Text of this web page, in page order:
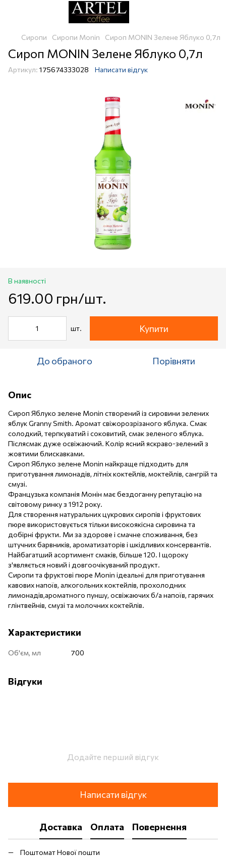
Сиропи Сиропи Monin Сироп MONIN Зелене Яблуко 0,7л
Сироп MONIN Зелене Яблуко 0,7л
Артикул: 175674333028 Написати відгук
В наявності
619.00 грн/шт.
шт. Купити
До обраного Порівняти
Опис
Сироп Яблуко зелене Monin створений із сировини зелених
яблук Granny Smith. Аромат свіжорозрізаного яблука. Смак
солодкий, терпкуватий і соковитий, смак зеленого яблука.
Післясмак дуже освіжаючий. Колір ясний яскраво-зелений з
жовтими блискавками.
Сироп Яблуко зелене Monin найкраще підходить для
приготування лимонадів, літніх коктейлів, моктейлів, сангрій та
смузі.
Французька компанія Монін має бездоганну репутацію на
світовому ринку з 1912 року.
Для створення натуральних цукрових сиропів і фруктових
пюре використовується тільки високоякісна сировина та
добірні фрукти. Ми за здорове і смачне споживання, без
штучних барвників, ароматизаторів і шкідливих консервантів.
Найбагатший асортимент смаків, більше 120. І щороку
з'являється новий і довгоочікуваний продукт.
Сиропи та фруктові пюре Monin ідеальні для приготування
кавових напоїв, алкогольних коктейлів, прохолодних
лимонадів,ароматного пуншу, освіжаючих б/а напоїв, гарячих
глінтвейнів, смузі та молочних коктейлів.
Характеристики
Об'єм, мл 700
Відгуки
Додайте перший відгук
Написати відгук
Доставка Оплата Повернення
Поштомат Нової пошти